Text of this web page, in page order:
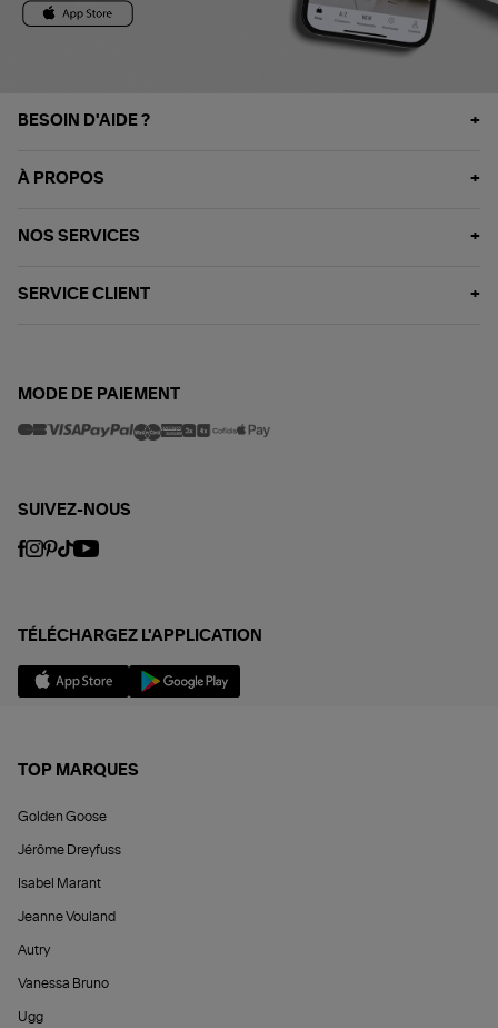
BESOIN D'AIDE ?
À PROPOS
NOS SERVICES
SERVICE CLIENT
MODE DE PAIEMENT
SUIVEZ-NOUS
TÉLÉCHARGEZ L'APPLICATION
TOP MARQUES
Golden Goose
Jérôme Dreyfuss
Isabel Marant
Jeanne Vouland
Autry
Vanessa Bruno
Ugg